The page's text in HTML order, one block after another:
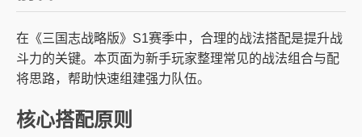
在《三国志战略版》S1赛季中，合理的战法搭配是提升战
斗力的关键。本页面为新手玩家整理常见的战法组合与配
将思路，帮助快速组建强力队伍。
核心搭配原则